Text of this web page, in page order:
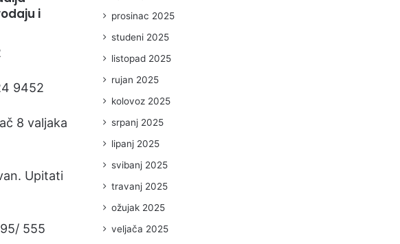
i
9452
8 valjaka
Upitati
555
prosinac 2025
studeni 2025
listopad 2025
rujan 2025
kolovoz 2025
srpanj 2025
lipanj 2025
svibanj 2025
travanj 2025
ožujak 2025
veljača 2025